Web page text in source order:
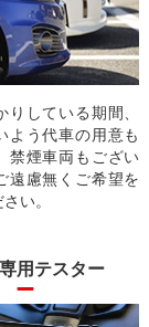
している期間、
よう代車の用意も
禁煙車両もござい
遠慮無くご希望を
い。
用テスター